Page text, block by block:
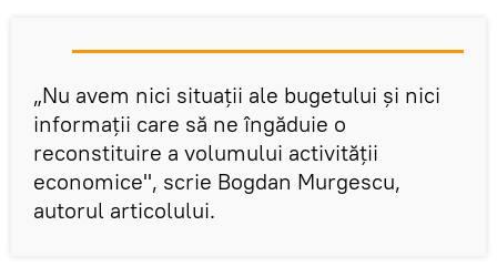
„Nu avem nici situaţii ale bugetului şi nici
informaţii care să ne îngăduie o
reconstituire a volumului activităţii
economice", scrie Bogdan Murgescu,
autorul articolului.